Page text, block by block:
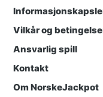
Vilkår og
Ansvarlig spill
Kontakt
Om NorskeJackpot